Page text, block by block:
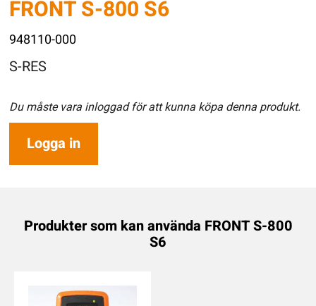
FRONT S-800 S6
948110-000
S-RES
Du måste vara inloggad för att kunna köpa denna produkt.
Logga in
Produkter som kan använda FRONT S-800
S6